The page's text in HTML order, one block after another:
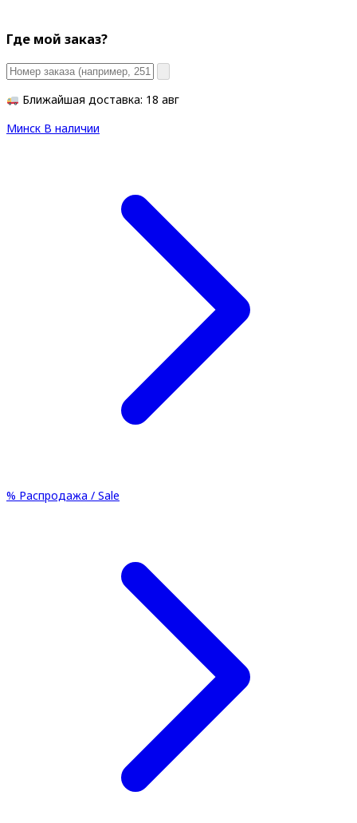
Где мой заказ?
Ближайшая доставка: 18 авг
Минск В наличии
% Распродажа / Sale